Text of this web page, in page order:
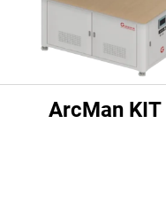
ArcMan KIT